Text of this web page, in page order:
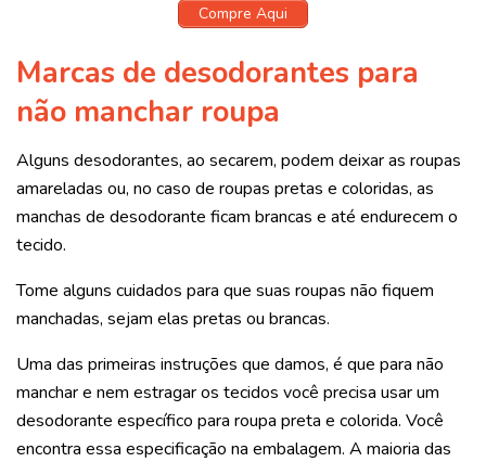
Compre Aqui
Marcas de desodorantes para
não manchar roupa
Alguns desodorantes, ao secarem, podem deixar as roupas
amareladas ou, no caso de roupas pretas e coloridas, as
manchas de desodorante ficam brancas e até endurecem o
tecido.
Tome alguns cuidados para que suas roupas não fiquem
manchadas, sejam elas pretas ou brancas.
Uma das primeiras instruções que damos, é que para não
manchar e nem estragar os tecidos você precisa usar um
desodorante específico para roupa preta e colorida. Você
encontra essa especificação na embalagem. A maioria das